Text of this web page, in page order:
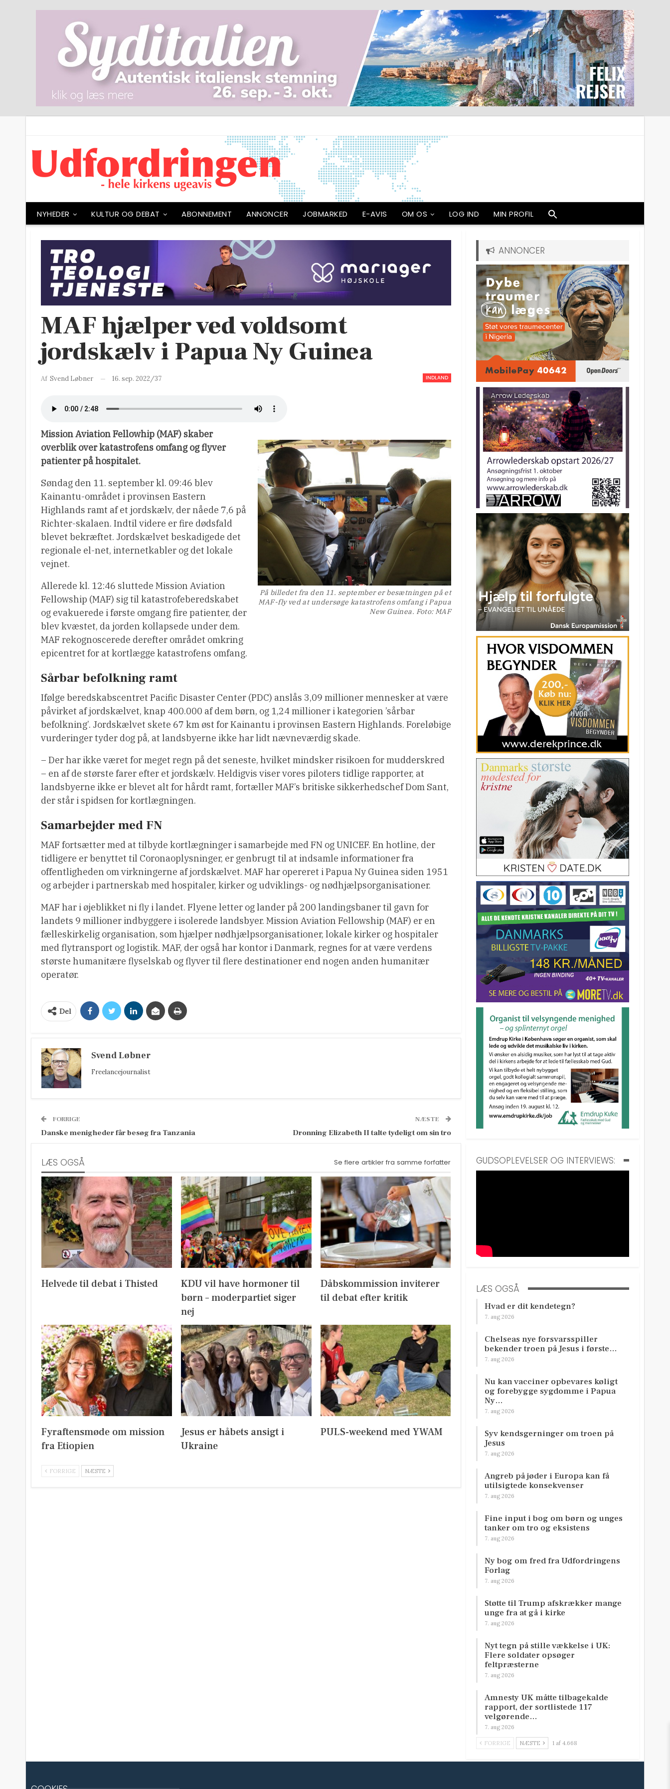
NYHEDER KULTUR OG DEBAT ABONNEMENT ANNONCER JOBMARKED E-AVIS OM OS LOG IND MIN PROFIL
MAF hjælper ved voldsomt
jordskælv i Papua Ny Guinea
INDLAND
Af Svend Løbner 16. sep. 2022/37
På billedet fra den 11. september er besætningen på et
MAF-fly ved at undersøge katastrofens omfang i Papua
New Guinea. Foto: MAF
Mission Aviation Fellowhip (MAF) skaber
overblik over katastrofens omfang og flyver
patienter på hospitalet.
Søndag den 11. september kl. 09:46 blev
Kainantu-området i provinsen Eastern
Highlands ramt af et jordskælv, der nåede 7,6 på
Richter-skalaen. Indtil videre er fire dødsfald
blevet bekræftet. Jordskælvet beskadigede det
regionale el-net, internetkabler og det lokale
vejnet.
Allerede kl. 12:46 sluttede Mission Aviation
Fellowship (MAF) sig til katastrofeberedskabet
og evakuerede i første omgang fire patienter, der
blev kvæstet, da jorden kollapsede under dem.
MAF rekognoscerede derefter området omkring
epicentret for at kortlægge katastrofens omfang.
Sårbar befolkning ramt
Ifølge beredskabscentret Pacific Disaster Center (PDC) anslås 3,09 millioner mennesker at være
påvirket af jordskælvet, knap 400.000 af dem børn, og 1,24 millioner i kategorien ’sårbar
befolkning’. Jordskælvet skete 67 km øst for Kainantu i provinsen Eastern Highlands. Foreløbige
vurderinger tyder dog på, at landsbyerne ikke har lidt nævneværdig skade.
– Der har ikke været for meget regn på det seneste, hvilket mindsker risikoen for mudderskred
– en af de største farer efter et jordskælv. Heldigvis viser vores piloters tidlige rapporter, at
landsbyerne ikke er blevet alt for hårdt ramt, fortæller MAF’s britiske sikkerhedschef Dom Sant,
der står i spidsen for kortlægningen.
Samarbejder med FN
MAF fortsætter med at tilbyde kortlægninger i samarbejde med FN og UNICEF. En hotline, der
tidligere er benyttet til Coronaoplysninger, er genbrugt til at indsamle informationer fra
offentligheden om virkningerne af jordskælvet. MAF har opereret i Papua Ny Guinea siden 1951
og arbejder i partnerskab med hospitaler, kirker og udviklings- og nødhjælpsorganisationer.
MAF har i øjeblikket ni fly i landet. Flyene letter og lander på 200 landingsbaner til gavn for
landets 9 millioner indbyggere i isolerede landsbyer. Mission Aviation Fellowship (MAF) er en
fælleskirkelig organisation, som hjælper nødhjælpsorganisationer, lokale kirker og hospitaler
med flytransport og logistik. MAF, der også har kontor i Danmark, regnes for at være verdens
største humanitære flyselskab og flyver til flere destinationer end nogen anden humanitær
operatør.
Del
Svend Løbner
Freelancejournalist
FORRIGE
Danske menigheder får besøg fra Tanzania
NÆSTE
Dronning Elizabeth II talte tydeligt om sin tro
LÆS OGSÅ Se flere artikler fra samme forfatter
Helvede til debat i Thisted
KDU vil have hormoner til
børn – moderpartiet siger
nej
Dåbskommission inviterer
til debat efter kritik
Fyraftensmøde om mission
fra Etiopien
Jesus er håbets ansigt i
Ukraine
PULS-weekend med YWAM
FORRIGE NÆSTE
ANNONCER
GUDSOPLEVELSER OG INTERVIEWS:
LÆS OGSÅ
Hvad er dit kendetegn?
7. aug 2026
Chelseas nye forsvarsspiller
bekender troen på Jesus i første…
7. aug 2026
Nu kan vacciner opbevares køligt
og forebygge sygdomme i Papua
Ny…
7. aug 2026
Syv kendsgerninger om troen på
Jesus
7. aug 2026
Angreb på jøder i Europa kan få
utilsigtede konsekvenser
7. aug 2026
Fine input i bog om børn og unges
tanker om tro og eksistens
7. aug 2026
Ny bog om fred fra Udfordringens
Forlag
7. aug 2026
Støtte til Trump afskrækker mange
unge fra at gå i kirke
7. aug 2026
Nyt tegn på stille vækkelse i UK:
Flere soldater opsøger
feltpræsterne
7. aug 2026
Amnesty UK måtte tilbagekalde
rapport, der sortlistede 117
velgørende…
7. aug 2026
FORRIGE NÆSTE 1 af 4.668